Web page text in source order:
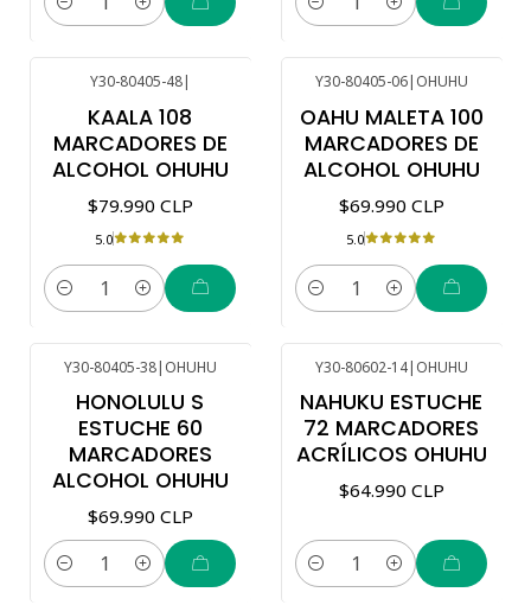
Cantidad Cantidad
Y30-80405-48|
KAALA 108
MARCADORES DE
ALCOHOL OHUHU
$79.990 CLP
5.0
Cantidad
Y30-80405-06| OHUHU
OAHU MALETA 100
MARCADORES DE
ALCOHOL OHUHU
$69.990 CLP
5.0
Cantidad
Y30-80405-38| OHUHU
HONOLULU S
ESTUCHE 60
MARCADORES
ALCOHOL OHUHU
$69.990 CLP
Cantidad
Y30-80602-14| OHUHU
NAHUKU ESTUCHE
72 MARCADORES
ACRÍLICOS OHUHU
$64.990 CLP
Cantidad